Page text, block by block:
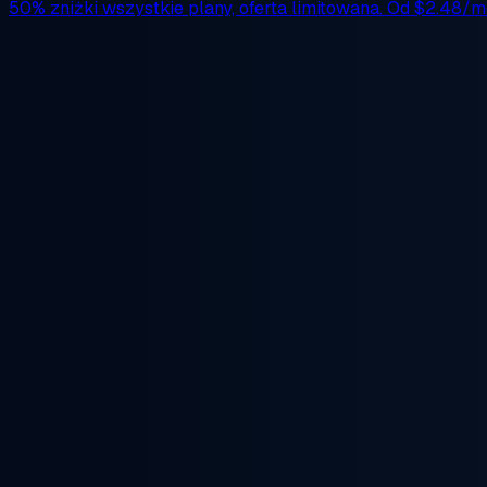
50% zniżki wszystkie plany, oferta limitowana. Od $2.48/